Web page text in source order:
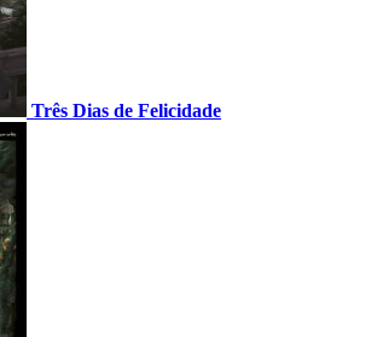
Três Dias de Felicidade